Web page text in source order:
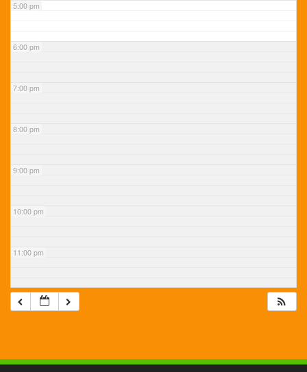
5:00 pm
6:00 pm
7:00 pm
8:00 pm
9:00 pm
10:00 pm
11:00 pm